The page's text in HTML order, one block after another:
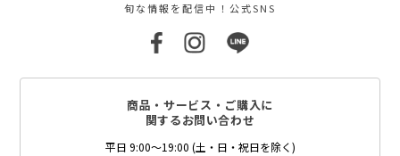
旬な情報を配信中！公式SNS
商品・サービス・ご購入に
関するお問い合わせ
平日 9:00～19:00 (土・日・祝日を除く)